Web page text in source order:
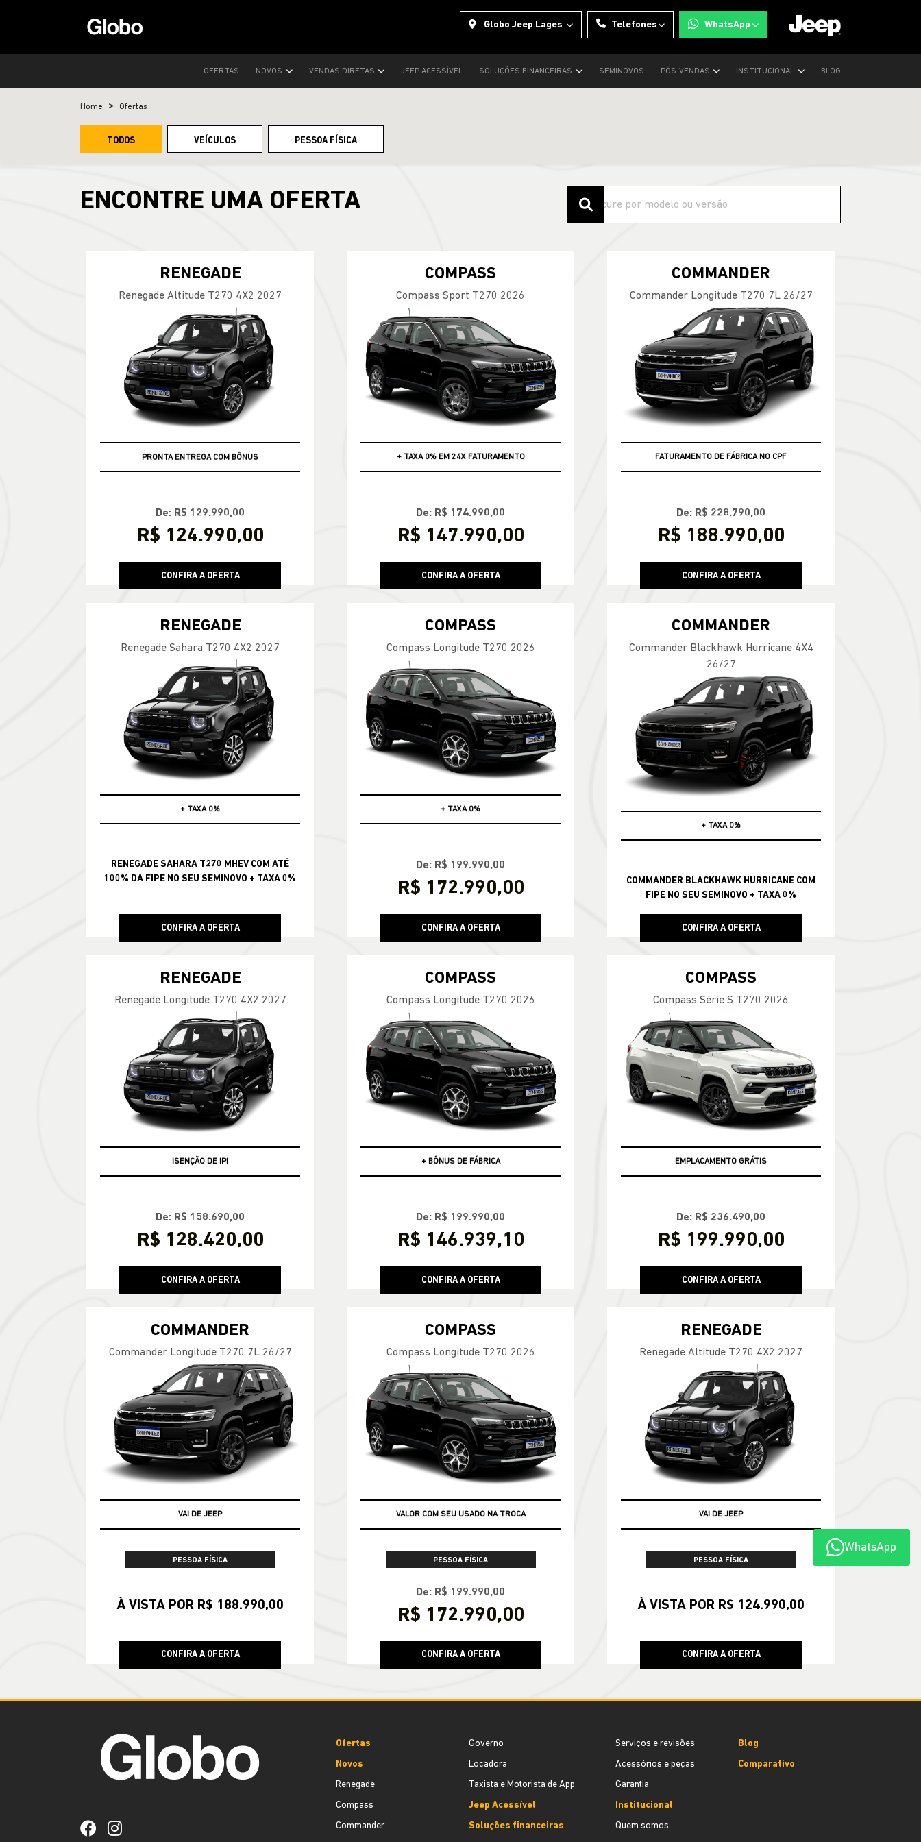
Globo Jeep Lages Telefones WhatsApp
OFERTAS NOVOS VENDAS DIRETAS JEEP ACESSÍVEL SOLUÇÕES FINANCEIRAS SEMINOVOS PÓS-VENDAS INSTITUCIONAL BLOG
Home Ofertas
TODOS VEÍCULOS PESSOA FÍSICA
ENCONTRE UMA OFERTA
RENEGADE
Renegade Altitude T270 4X2 2027
FATURAMENTO NO CPF
De: R$ 129.990,00
R$ 124.990,00
CONFIRA A OFERTA
COMPASS
Compass Sport T270 2026
DIRETO DE FÁBRICA NO CPF
De: R$ 174.990,00
R$ 147.990,00
CONFIRA A OFERTA
COMMANDER
Commander Longitude T270 7L 26/27
FATURAMENTO DE FÁBRICA NO CPF
De: R$ 228.790,00
R$ 188.990,00
CONFIRA A OFERTA
RENEGADE
Renegade Sahara T270 4X2 2027
ATÉ 100% DA FIPE NO SEU USADO
RENEGADE SAHARA T270 MHEV COM ATÉ
100% DA FIPE NO SEU SEMINOVO + TAXA 0%
CONFIRA A OFERTA
COMPASS
Compass Longitude T270 2026
*VALOR COM USADO NA TROCA
De: R$ 199.990,00
R$ 172.990,00
CONFIRA A OFERTA
COMMANDER
Commander Blackhawk Hurricane 4X4
26/27
COM FIPE NO SEU SEMINOVO
COMMANDER BLACKHAWK HURRICANE COM
FIPE NO SEU SEMINOVO + TAXA 0%
CONFIRA A OFERTA
RENEGADE
Renegade Longitude T270 4X2 2027
+ BÔNUS DE FÁBRICA
De: R$ 158.690,00
R$ 128.420,00
CONFIRA A OFERTA
COMPASS
Compass Longitude T270 2026
ISENÇÃO DE IPI
De: R$ 199.990,00
R$ 146.939,10
CONFIRA A OFERTA
COMPASS
Compass Série S T270 2026
CHASSI KW43869
De: R$ 236.490,00
R$ 199.990,00
CONFIRA A OFERTA
COMMANDER
Commander Longitude T270 7L 26/27
PRONTA ENTREGA
PESSOA FÍSICA
À VISTA POR R$ 188.990,00
CONFIRA A OFERTA
COMPASS
Compass Longitude T270 2026
VEÍCULO A PRONTA ENTREGA
PESSOA FÍSICA
De: R$ 199.990,00
R$ 172.990,00
CONFIRA A OFERTA
RENEGADE
Renegade Altitude T270 4X2 2027
PREÇO DE NOTA FISCAL DE FÁBRICA
PESSOA FÍSICA
À VISTA POR R$ 124.990,00
CONFIRA A OFERTA
WhatsApp
Ofertas
Novos
Renegade
Compass
Commander
Governo
Locadora
Taxista e Motorista de App
Jeep Acessível
Soluções financeiras
Serviços e revisões
Acessórios e peças
Garantia
Institucional
Quem somos
Blog
Comparativo